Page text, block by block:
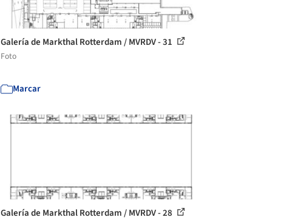
Galería de Markthal Rotterdam / MVRDV - 31
Foto
Marcar
Galería de Markthal Rotterdam / MVRDV - 28